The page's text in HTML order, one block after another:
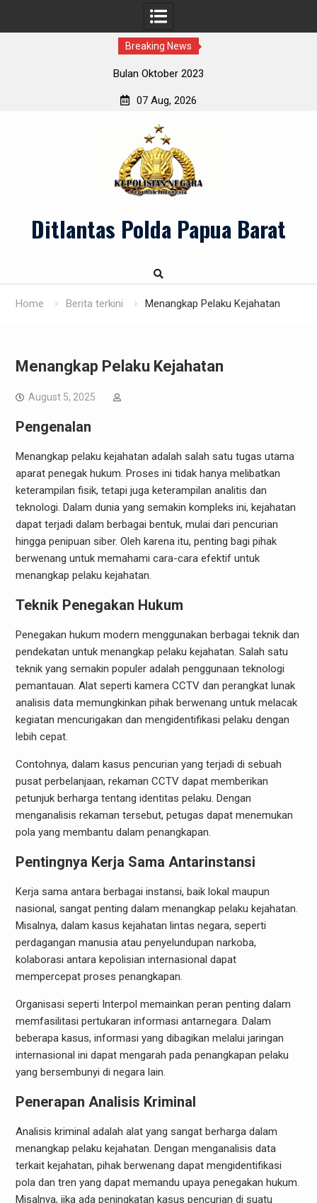
Breaking News
Bulan Oktober 2023
07 Aug, 2026
Ditlantas Polda Papua Barat
Home Berita terkini Menangkap Pelaku Kejahatan
Menangkap Pelaku Kejahatan
August 5, 2025
Pengenalan
Menangkap pelaku kejahatan adalah salah satu tugas utama
aparat penegak hukum. Proses ini tidak hanya melibatkan
keterampilan fisik, tetapi juga keterampilan analitis dan
teknologi. Dalam dunia yang semakin kompleks ini, kejahatan
dapat terjadi dalam berbagai bentuk, mulai dari pencurian
hingga penipuan siber. Oleh karena itu, penting bagi pihak
berwenang untuk memahami cara-cara efektif untuk
menangkap pelaku kejahatan.
Teknik Penegakan Hukum
Penegakan hukum modern menggunakan berbagai teknik dan
pendekatan untuk menangkap pelaku kejahatan. Salah satu
teknik yang semakin populer adalah penggunaan teknologi
pemantauan. Alat seperti kamera CCTV dan perangkat lunak
analisis data memungkinkan pihak berwenang untuk melacak
kegiatan mencurigakan dan mengidentifikasi pelaku dengan
lebih cepat.
Contohnya, dalam kasus pencurian yang terjadi di sebuah
pusat perbelanjaan, rekaman CCTV dapat memberikan
petunjuk berharga tentang identitas pelaku. Dengan
menganalisis rekaman tersebut, petugas dapat menemukan
pola yang membantu dalam penangkapan.
Pentingnya Kerja Sama Antarinstansi
Kerja sama antara berbagai instansi, baik lokal maupun
nasional, sangat penting dalam menangkap pelaku kejahatan.
Misalnya, dalam kasus kejahatan lintas negara, seperti
perdagangan manusia atau penyelundupan narkoba,
kolaborasi antara kepolisian internasional dapat
mempercepat proses penangkapan.
Organisasi seperti Interpol memainkan peran penting dalam
memfasilitasi pertukaran informasi antarnegara. Dalam
beberapa kasus, informasi yang dibagikan melalui jaringan
internasional ini dapat mengarah pada penangkapan pelaku
yang bersembunyi di negara lain.
Penerapan Analisis Kriminal
Analisis kriminal adalah alat yang sangat berharga dalam
menangkap pelaku kejahatan. Dengan menganalisis data
terkait kejahatan, pihak berwenang dapat mengidentifikasi
pola dan tren yang dapat memandu upaya penegakan hukum.
Misalnya, jika ada peningkatan kasus pencurian di suatu